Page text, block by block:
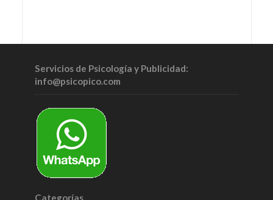
Servicios de Psicología y Publicidad:
info@psicopico.com
Categorías